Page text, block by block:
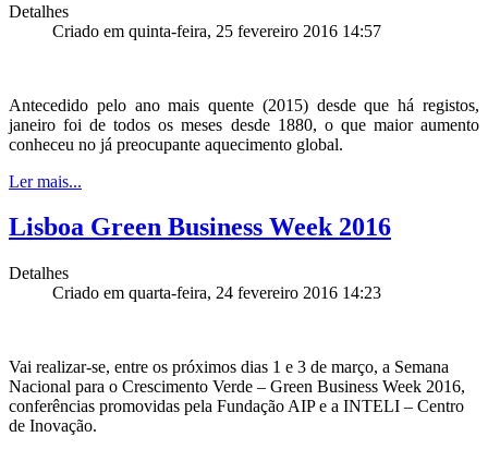
Detalhes
Criado em quinta-feira, 25 fevereiro 2016 14:57
Antecedido pelo ano mais quente (2015) desde que há registos,
janeiro foi de todos os meses desde 1880, o que maior aumento
conheceu no já preocupante aquecimento global.
Ler mais...
Lisboa Green Business Week 2016
Detalhes
Criado em quarta-feira, 24 fevereiro 2016 14:23
Vai realizar-se, entre os próximos dias 1 e 3 de março, a Semana
Nacional para o Crescimento Verde – Green Business Week 2016,
conferências promovidas pela Fundação AIP e a INTELI – Centro
de Inovação.